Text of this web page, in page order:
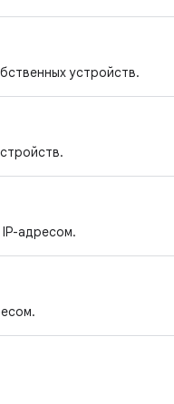
устройств.
адресом.